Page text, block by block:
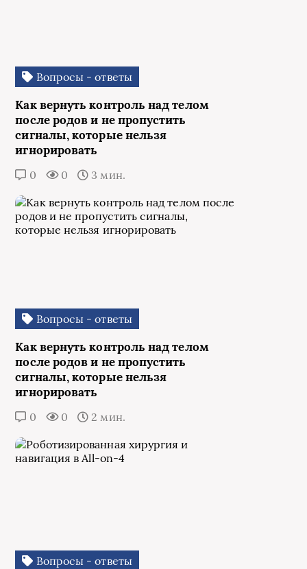
Вопросы - ответы
Как вернуть контроль над телом
после родов и не пропустить
сигналы, которые нельзя
игнорировать
0 0 3 мин.
Вопросы - ответы
Как вернуть контроль над телом
после родов и не пропустить
сигналы, которые нельзя
игнорировать
0 0 2 мин.
Вопросы - ответы